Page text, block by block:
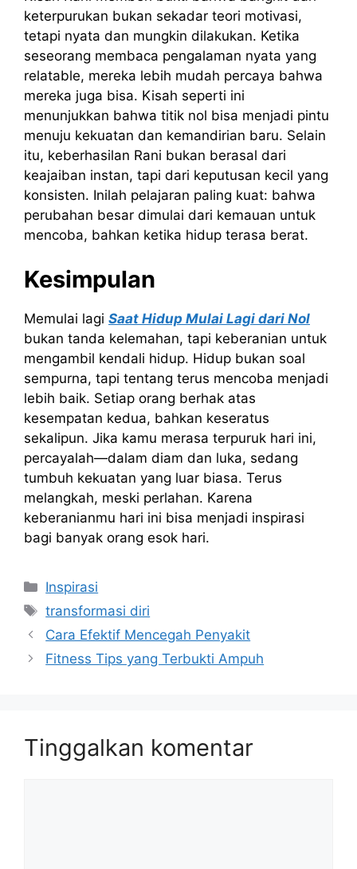
keterpurukan bukan sekadar teori motivasi,
tetapi nyata dan mungkin dilakukan. Ketika
seseorang membaca pengalaman nyata yang
relatable, mereka lebih mudah percaya bahwa
mereka juga bisa. Kisah seperti ini
menunjukkan bahwa titik nol bisa menjadi pintu
menuju kekuatan dan kemandirian baru. Selain
itu, keberhasilan Rani bukan berasal dari
keajaiban instan, tapi dari keputusan kecil yang
konsisten. Inilah pelajaran paling kuat: bahwa
perubahan besar dimulai dari kemauan untuk
mencoba, bahkan ketika hidup terasa berat.
Kesimpulan
Memulai lagi Saat Hidup Mulai Lagi dari Nol
bukan tanda kelemahan, tapi keberanian untuk
mengambil kendali hidup. Hidup bukan soal
sempurna, tapi tentang terus mencoba menjadi
lebih baik. Setiap orang berhak atas
kesempatan kedua, bahkan keseratus
sekalipun. Jika kamu merasa terpuruk hari ini,
percayalah—dalam diam dan luka, sedang
tumbuh kekuatan yang luar biasa. Terus
melangkah, meski perlahan. Karena
keberanianmu hari ini bisa menjadi inspirasi
bagi banyak orang esok hari.
Kategori
Inspirasi
Tag
transformasi diri
Cara Efektif Mencegah Penyakit
Fitness Tips yang Terbukti Ampuh
Tinggalkan komentar